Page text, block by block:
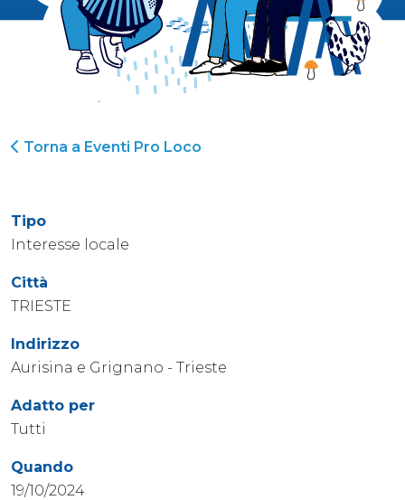
Torna a Eventi Pro Loco
Tipo
Interesse locale
Città
TRIESTE
Indirizzo
Aurisina e Grignano - Trieste
Adatto per
Tutti
Quando
19/10/2024